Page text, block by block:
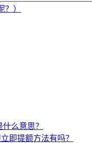
）
么意思？
即提额方法有吗？